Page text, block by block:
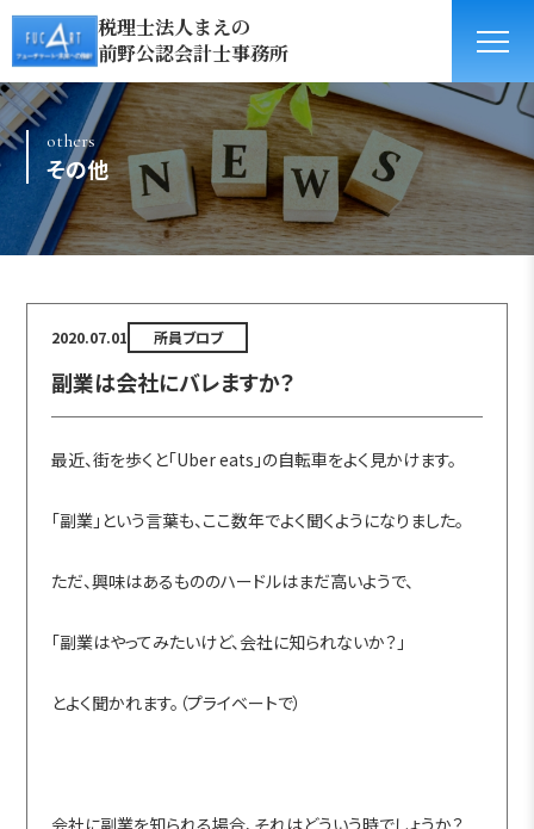
税理士法人まえの
前野公認会計士事務所
others
その他
2020.07.01 所員ブロブ
副業は会社にバレますか？
最近、街を歩くと「Uber eats」の自転車をよく見かけます。
「副業」という言葉も、ここ数年でよく聞くようになりました。
ただ、興味はあるもののハードルはまだ高いようで、
「副業はやってみたいけど、会社に知られないか？」
とよく聞かれます。（プライベートで）
会社に副業を知られる場合、それはどういう時でしょうか？